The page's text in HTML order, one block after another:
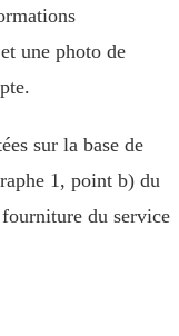
une photo de
sur la base de
1, point b) du
du service